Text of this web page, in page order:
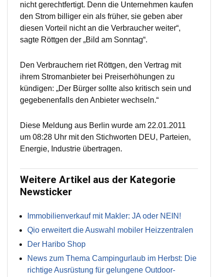
nicht gerechtfertigt. Denn die Unternehmen kaufen
den Strom billiger ein als früher, sie geben aber
diesen Vorteil nicht an die Verbraucher weiter“,
sagte Röttgen der „Bild am Sonntag“.
Den Verbrauchern riet Röttgen, den Vertrag mit
ihrem Stromanbieter bei Preiserhöhungen zu
kündigen: „Der Bürger sollte also kritisch sein und
gegebenenfalls den Anbieter wechseln.“
Diese Meldung aus Berlin wurde am 22.01.2011
um 08:28 Uhr mit den Stichworten DEU, Parteien,
Energie, Industrie übertragen.
Weitere Artikel aus der Kategorie
Newsticker
Immobilienverkauf mit Makler: JA oder NEIN!
Qio erweitert die Auswahl mobiler Heizzentralen
Der Haribo Shop
News zum Thema Campingurlaub im Herbst: Die
richtige Ausrüstung für gelungene Outdoor-